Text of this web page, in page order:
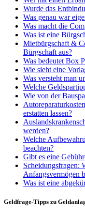
Wurde das
Was genau war
Was macht die
Was ist eine
Mietbürgschaft &
Bürgschaft aus?
Was bedeutet Box
Wie sieht eine
Was versteht man
Welche
Wie von der
erstatten lassen?
werden?
Welche
beachten?
Gibt es eine
Scheidungsfragen:
Anfangsvermögen
Was ist eine
Geldfrage-Tipps zu